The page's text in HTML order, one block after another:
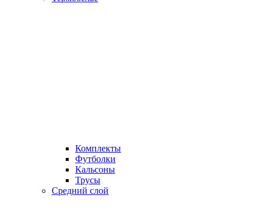
Комплекты
Футболки
Кальсоны
Трусы
Средний слой